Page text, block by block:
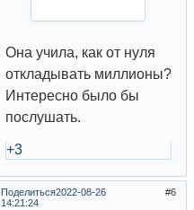
Она учила, как от нуля
откладывать миллионы?
Интересно было бы
послушать.
+3
Поделиться 6
2022-08-26
14:21:24